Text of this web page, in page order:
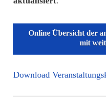
Online Übersicht der
mit
Download